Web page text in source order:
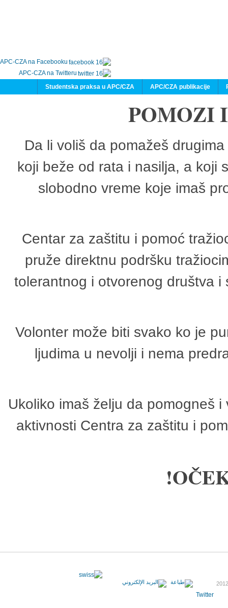
APC-CZA na Facebooku
APC-CZA na Twitteru
APC/CZA publikacije
Studentska praksa u APC/CZA
POMOZI
Da li voliš da pomažeš
koji beže od rata i nasilja, a koji
slobodno vreme koje imaš
Centar za zaštitu i pomoć
pruže direktnu podršku
tolerantnog i otvorenog društva
Volonter može biti svako ko je
ljudima u nevolji i nema
Ukoliko imaš želju da pomogneš
aktivnosti Centra za zaštitu i
Twitter